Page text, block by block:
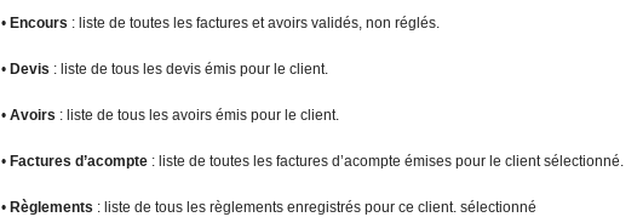
• Encours : liste de toutes les factures et avoirs validés, non réglés.
• Devis : liste de tous les devis émis pour le client.
• Avoirs : liste de tous les avoirs émis pour le client.
• Factures d’acompte : liste de toutes les factures d’acompte émises pour le client sélectionné.
• Règlements : liste de tous les règlements enregistrés pour ce client. sélectionné